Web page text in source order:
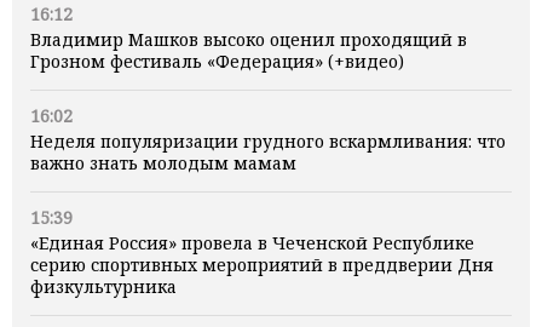
16:12
Владимир Машков высоко оценил проходящий в
Грозном фестиваль «Федерация» (+видео)
16:02
Неделя популяризации грудного вскармливания: что
важно знать молодым мамам
15:39
«Единая Россия» провела в Чеченской Республике
серию спортивных мероприятий в преддверии Дня
физкультурника